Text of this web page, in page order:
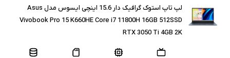
لپ تاپ استوک گرافیک دار 15.6 اینچی ایسوس مدل Asus
Vivobook Pro 15 K660HE Core i7 11800H 16GB 512SSD
RTX 3050 Ti 4GB 2K